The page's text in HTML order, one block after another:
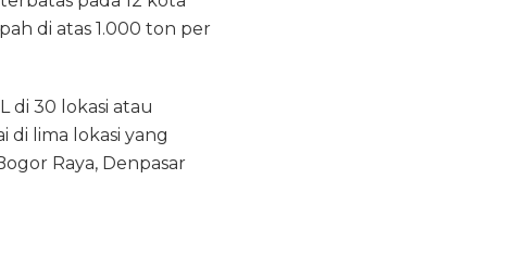
di atas 1.000 ton per
di 30 lokasi atau
di lima lokasi yang
Raya, Denpasar